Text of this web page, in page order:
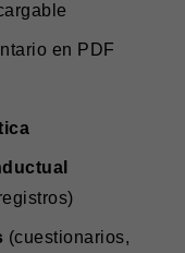
en PDF
(cuestionarios,